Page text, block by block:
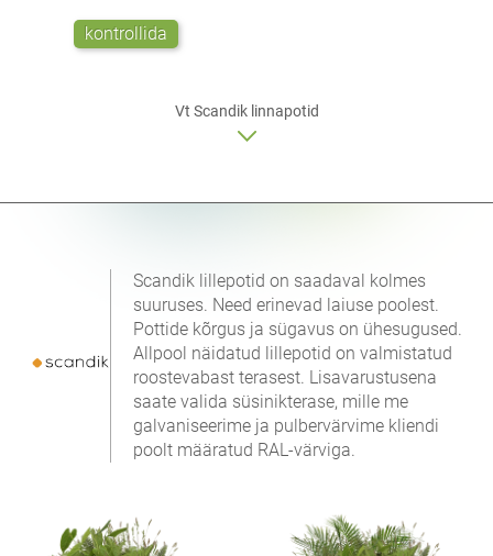
kontrollida
Vt Scandik linnapotid
Scandik lillepotid on saadaval kolmes
suuruses. Need erinevad laiuse poolest.
Pottide kõrgus ja sügavus on ühesugused.
Allpool näidatud lillepotid on valmistatud
roostevabast terasest. Lisavarustusena
saate valida süsinikterase, mille me
galvaniseerime ja pulbervärvime kliendi
poolt määratud RAL-värviga.